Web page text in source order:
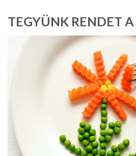
TEGYÜNK RENDET